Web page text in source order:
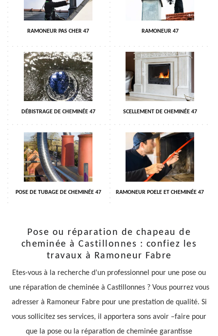
RAMONEUR PAS CHER 47 RAMONEUR 47
DÉBISTRAGE DE CHEMINÉE 47 SCELLEMENT DE CHEMINÉE 47
POSE DE TUBAGE DE CHEMINÉE 47 RAMONEUR POELE ET CHEMINÉE 47
Pose ou réparation de chapeau de
cheminée à Castillonnes : confiez les
travaux à Ramoneur Fabre
Etes-vous à la recherche d’un professionnel pour une pose ou
une réparation de cheminée à Castillonnes ? Vous pourrez vous
adresser à Ramoneur Fabre pour une prestation de qualité. Si
vous sollicitez ses services, il apportera sons avoir –faire pour
que la pose ou la réparation de cheminée garantisse